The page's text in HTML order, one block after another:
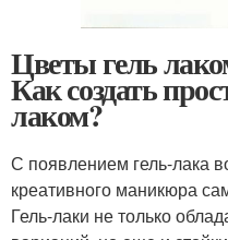
Цветы гель
Как создать
лаком?
С появлением гель-лака
креативного маникюра
Гель-лаки не только